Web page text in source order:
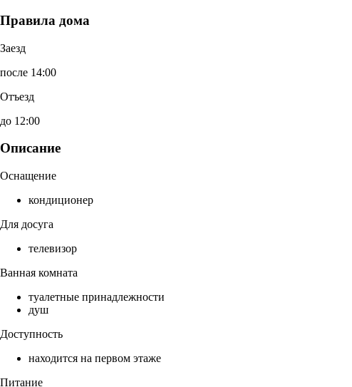
Правила дома
Заезд
после 14:00
Отъезд
до 12:00
Описание
Оснащение
кондиционер
Для досуга
телевизор
Ванная комната
туалетные принадлежности
душ
Доступность
находится на первом этаже
Питание